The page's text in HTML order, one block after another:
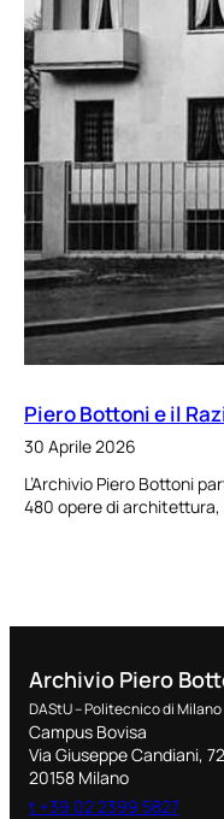
Piero Bottoni e il
30 Aprile 2026
L’Archivio Piero Bottoni
480 opere di
Archivio Piero
DAStU – Politecnico di Milano
Campus Bovisa
Via Giuseppe Candiani, 72
20158 Milano
t +39 02 2399 5827